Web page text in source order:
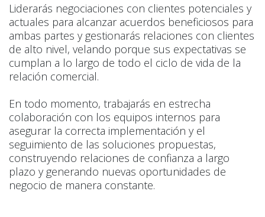
Liderarás negociaciones con clientes potenciales y
actuales para alcanzar acuerdos beneficiosos para
ambas partes y gestionarás relaciones con clientes
de alto nivel, velando porque sus expectativas se
cumplan a lo largo de todo el ciclo de vida de la
relación comercial.
En todo momento, trabajarás en estrecha
colaboración con los equipos internos para
asegurar la correcta implementación y el
seguimiento de las soluciones propuestas,
construyendo relaciones de confianza a largo
plazo y generando nuevas oportunidades de
negocio de manera constante.